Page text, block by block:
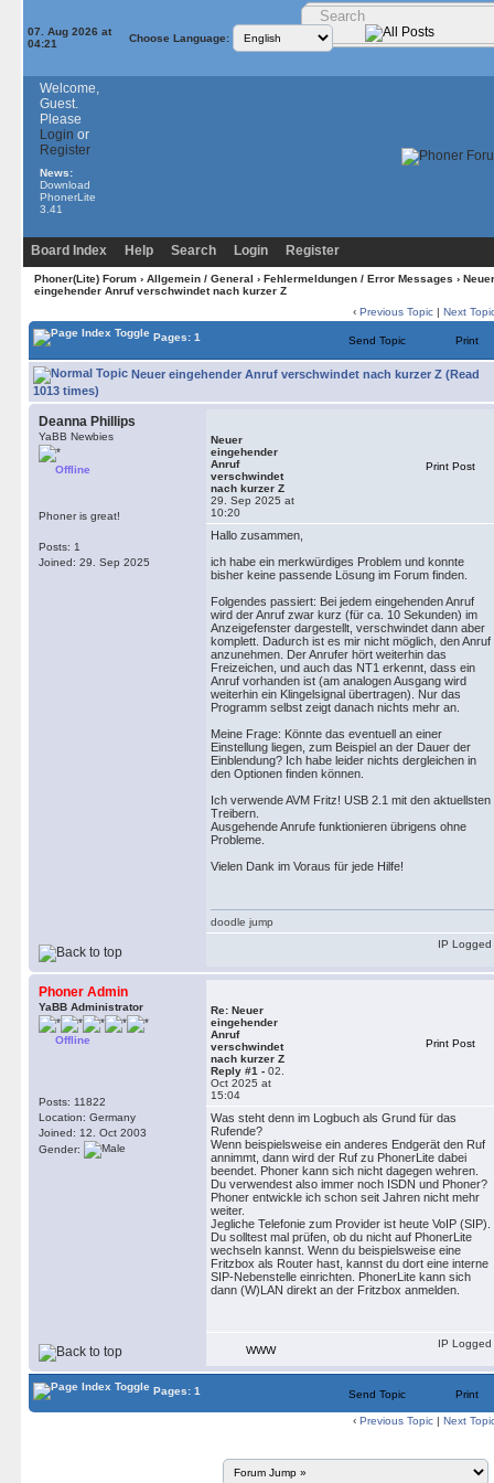
07. Aug 2026 at
04:21
Choose Language:
Welcome,
Guest.
Please
Login or
Register
News:
Download
PhonerLite
3.41
Board Index Help Search Login Register
Phoner(Lite) Forum› Allgemein / General › Fehlermeldungen / Error Messages › Neuer
eingehender Anruf verschwindet nach kurzer Z
‹ Previous Topic | Next
Pages: 1 Send Topic Print
Neuer eingehender Anruf verschwindet nach kurzer Z (Read
1013 times)
Deanna Phillips
YaBB Newbies
Offline
Phoner is great!
Posts: 1
Joined: 29. Sep 2025
Neuer
eingehender
Anruf
verschwindet
nach kurzer Z
29. Sep 2025 at
10:20
Print Post
Hallo zusammen,
ich habe ein merkwürdiges Problem und konnte
bisher keine passende Lösung im Forum finden.
Folgendes passiert: Bei jedem eingehenden Anruf
wird der Anruf zwar kurz (für ca. 10 Sekunden) im
Anzeigefenster dargestellt, verschwindet dann aber
komplett. Dadurch ist es mir nicht möglich, den Anruf
anzunehmen. Der Anrufer hört weiterhin das
Freizeichen, und auch das NT1 erkennt, dass ein
Anruf vorhanden ist (am analogen Ausgang wird
weiterhin ein Klingelsignal übertragen). Nur das
Programm selbst zeigt danach nichts mehr an.
Meine Frage: Könnte das eventuell an einer
Einstellung liegen, zum Beispiel an der Dauer der
Einblendung? Ich habe leider nichts dergleichen in
den Optionen finden können.
Ich verwende AVM Fritz! USB 2.1 mit den aktuellsten
Treibern.
Ausgehende Anrufe funktionieren übrigens ohne
Probleme.
Vielen Dank im Voraus für jede Hilfe!
doodle jump
IP Logged
Phoner Admin
YaBB Administrator
Offline
Posts: 11822
Location: Germany
Joined: 12. Oct 2003
Gender:
Re: Neuer
eingehender
Anruf
verschwindet
nach kurzer Z
Reply #1 - 02.
Oct 2025 at
15:04
Print Post
Was steht denn im Logbuch als Grund für das
Rufende?
Wenn beispielsweise ein anderes Endgerät den Ruf
annimmt, dann wird der Ruf zu PhonerLite dabei
beendet. Phoner kann sich nicht dagegen wehren.
Du verwendest also immer noch ISDN und Phoner?
Phoner entwickle ich schon seit Jahren nicht mehr
weiter.
Jegliche Telefonie zum Provider ist heute VoIP (SIP).
Du solltest mal prüfen, ob du nicht auf PhonerLite
wechseln kannst. Wenn du beispielsweise eine
Fritzbox als Router hast, kannst du dort eine interne
SIP-Nebenstelle einrichten. PhonerLite kann sich
dann (W)LAN direkt an der Fritzbox anmelden.
WWW
IP Logged
Pages: 1 Send Topic Print
‹ Previous Topic | Next